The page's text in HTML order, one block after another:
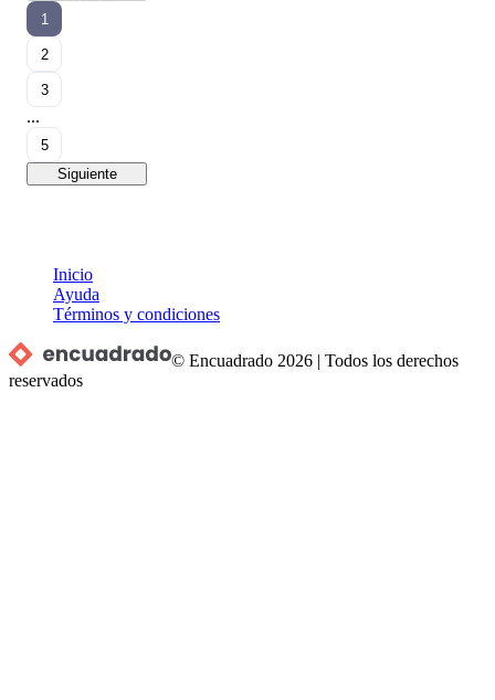
1
2
3
...
5
Siguiente
Inicio
Ayuda
Términos y condiciones
© Encuadrado 2026 |Todos los derechos
reservados